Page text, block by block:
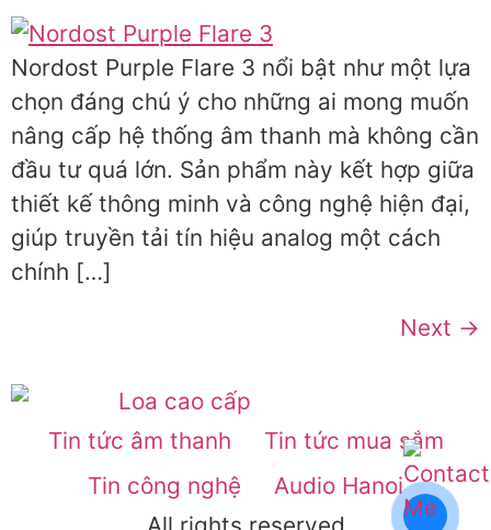
Nordost Purple Flare 3 nổi bật như một lựa
chọn đáng chú ý cho những ai mong muốn
nâng cấp hệ thống âm thanh mà không cần
đầu tư quá lớn. Sản phẩm này kết hợp giữa
thiết kế thông minh và công nghệ hiện đại,
giúp truyền tải tín hiệu analog một cách
chính […]
Next →
Tin tức âm thanh
Tin tức mua sắm
Tin công nghệ
Audio Hanoi